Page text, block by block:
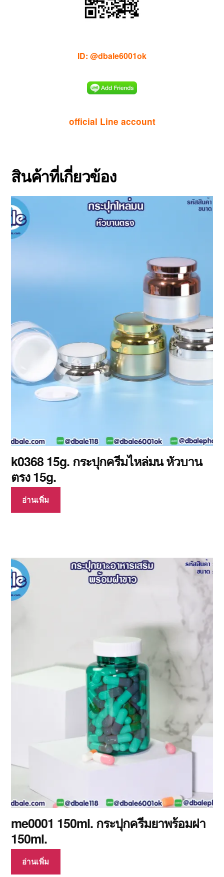
ID: @dbale6001ok
official Line account
สินค้าที่เกี่ยวข้อง
k0368 15g. กระปุกครีมไหล่มน หัวบาน
ตรง 15g.
อ่านเพิ่ม
me0001 150ml. กระปุกครีมยาพร้อมฝา
150ml.
อ่านเพิ่ม